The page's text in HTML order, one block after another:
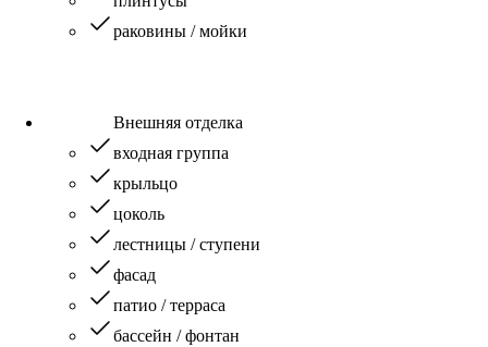
раковины / мойки
Внешняя отделка
входная группа
крыльцо
цоколь
лестницы / ступени
фасад
патио / терраса
бассейн / фонтан